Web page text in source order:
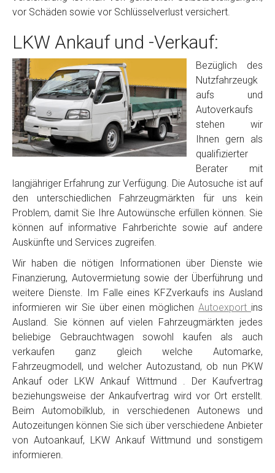
vor Schäden sowie vor Schlüsselverlust versichert.
LKW Ankauf und -Verkauf:
Bezüglich des
Nutzfahrzeugk
aufs und
Autoverkaufs
stehen wir
Ihnen gern als
qualifizierter
Berater mit
langjähriger Erfahrung zur Verfügung. Die Autosuche ist auf
den unterschiedlichen Fahrzeugmärkten für uns kein
Problem, damit Sie Ihre Autowünsche erfüllen können. Sie
können auf informative Fahrberichte sowie auf andere
Auskünfte und Services zugreifen.
Wir haben die nötigen Informationen über Dienste wie
Finanzierung, Autovermietung sowie der Überführung und
weitere Dienste. Im Falle eines KFZverkaufs ins Ausland
informieren wir Sie über einen möglichenAutoexport ins
Ausland. Sie können auf vielen Fahrzeugmärkten jedes
beliebige Gebrauchtwagen sowohl kaufen als auch
verkaufen ganz gleich welche Automarke,
Fahrzeugmodell, und welcher Autozustand, ob nun PKW
Ankauf oder LKW Ankauf Wittmund . Der Kaufvertrag
beziehungsweise der Ankaufvertrag wird vor Ort erstellt.
Beim Automobilklub, in verschiedenen Autonews und
Autozeitungen können Sie sich über verschiedene Anbieter
von Autoankauf, LKW Ankauf Wittmund und sonstigem
informieren.